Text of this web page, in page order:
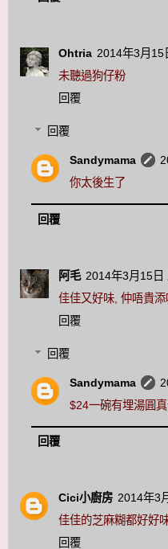
Ohtria 2014年3月15
未聽過狗仔粉
回覆
回覆
Sandymama
你太後生了
回覆
阿毛 2014年3月15日
佳佳又好味, 仲唔貴添
回覆
回覆
Sandymama
$24一碗有埋湯圓
回覆
Cici小廚房 2014年3
佳佳的芝麻糊都好好
回覆